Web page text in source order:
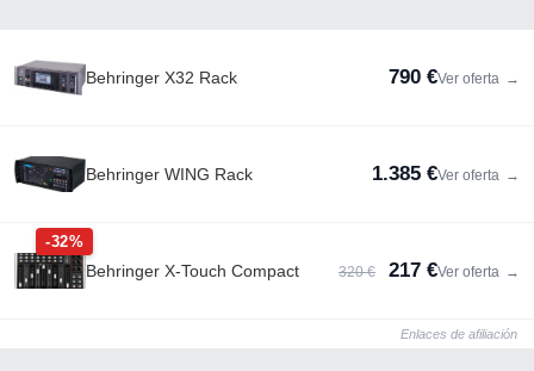
Behringer X32 Rack 790 €Ver oferta →
Behringer WING Rack 1.385 €Ver oferta →
-32%
Behringer X-Touch Compact 320 € 217 €Ver oferta →
Enlaces de afiliación